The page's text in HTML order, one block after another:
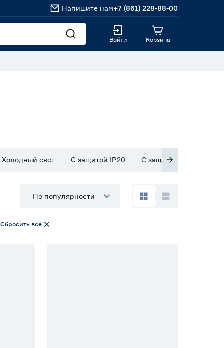
Напишите нам+7 (861) 228-88-00
Войти Корзина
Холодный свет С защитой IP20 С защитой IP33
По популярности
Сбросить все